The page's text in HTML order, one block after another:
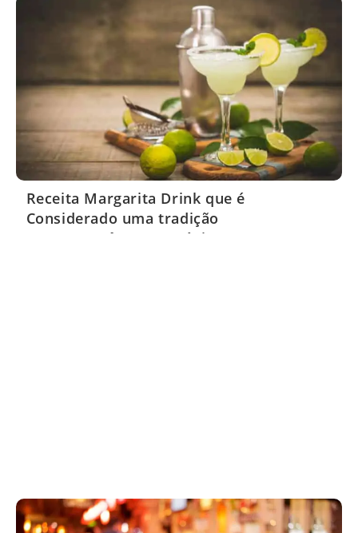
Receita Margarita Drink que é
Considerado uma tradição
Contemporânea no México